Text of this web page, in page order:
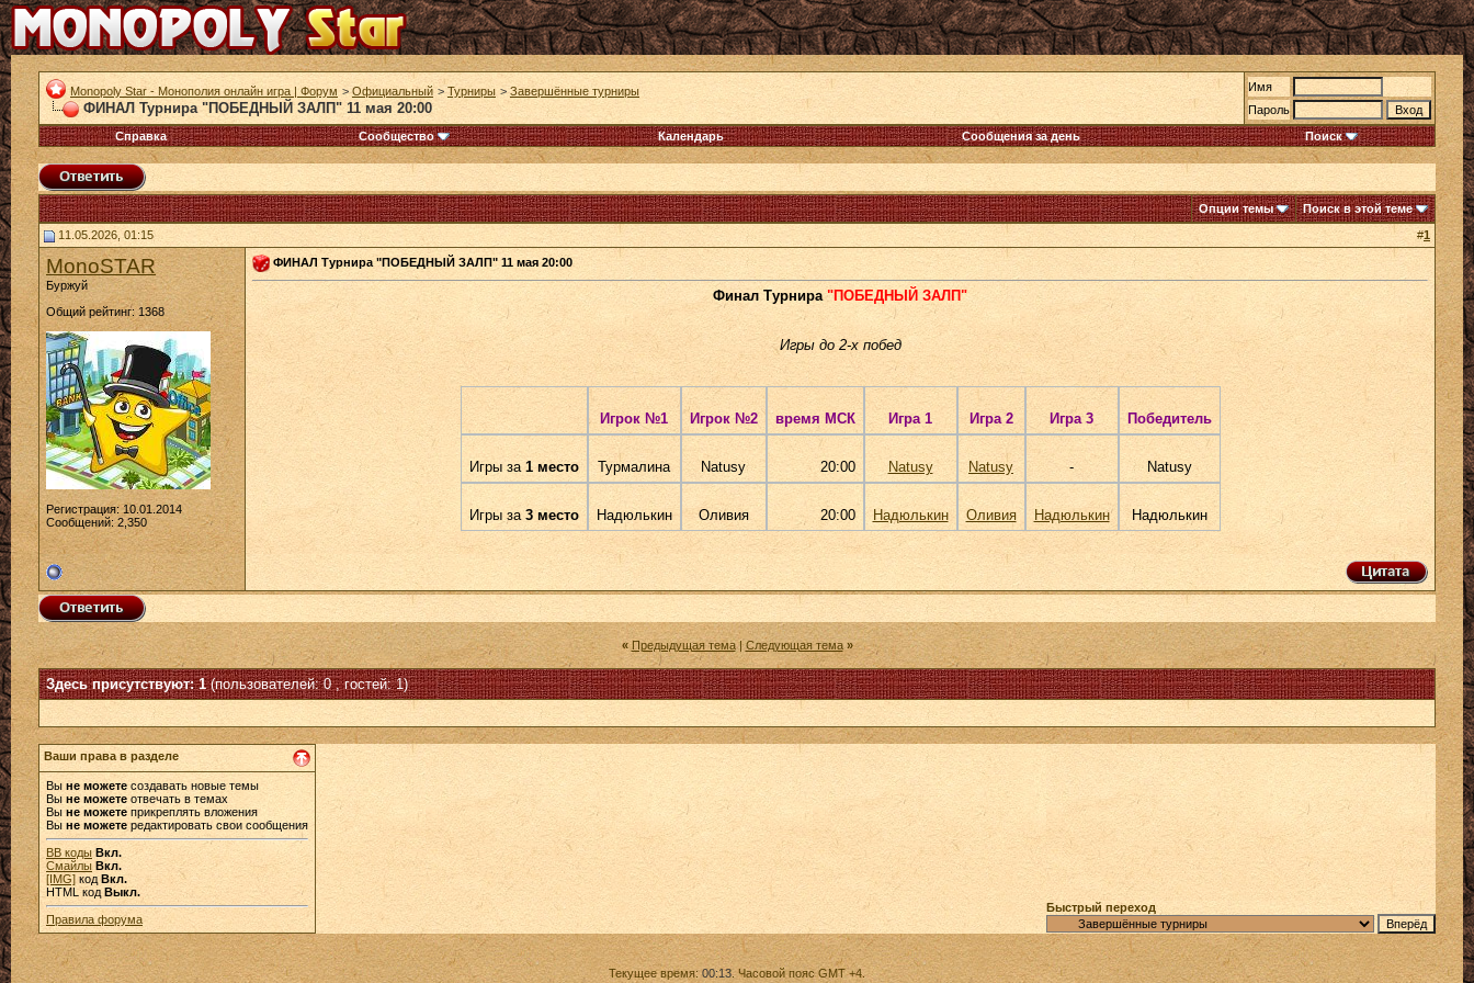
Monopoly Star - Монополия онлайн игра | Форум > Официальный > Турниры > Завершённые турниры
ФИНАЛ Турнира "ПОБЕДНЫЙ ЗАЛП" 11 мая 20:00
Имя
Пароль
Справка
Сообщество Календарь Сообщения за день Поиск
Опции темы
Поиск в этой теме
11.05.2026, 01:15
#1
MonoSTAR
Буржуй
Общий рейтинг: 1368
Регистрация: 10.01.2014
Сообщений: 2,350
ФИНАЛ Турнира "ПОБЕДНЫЙ ЗАЛП" 11 мая 20:00
Финал Турнира "ПОБЕДНЫЙ ЗАЛП"
Игры до 2-х побед
Игрок №1 Игрок №2 время МСК Игра 1 Игра 2 Игра 3 Победитель
Игры за 1 место Турмалина Natusy 20:00 Natusy Natusy - Natusy
Игры за 3 место Надюлькин Оливия 20:00 Надюлькин Оливия Надюлькин Надюлькин
« Предыдущая тема|Следующая тема »
Здесь присутствуют: 1(пользователей: 0 , гостей: 1)
Ваши права в разделе
Вы не можете создавать новые темы
Выне можете отвечать в темах
Выне можете прикреплять вложения
Вы не можетередактировать свои сообщения
BB коды Вкл.
Смайлы Вкл.
[IMG] код Вкл.
HTML код Выкл.
Правила форума
Быстрый переход
Текущее время:00:13. Часовой пояс GMT +4.